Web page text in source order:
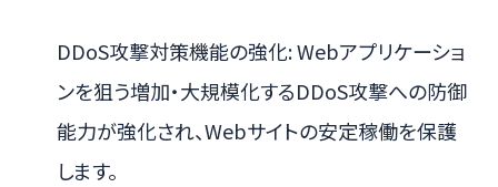
DDoS攻撃対策機能の強化: Webアプリケーショ
ンを狙う増加・大規模化するDDoS攻撃への防御
能力が強化され、Webサイトの安定稼働を保護
します。